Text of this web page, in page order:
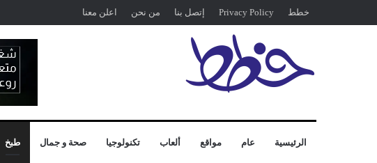
خطط Privacy Policy إتصل بنا من نحن اعلن معنا
الرئيسية عام مواقع ألعاب تكنولوجيا صحة و جمال طبخ